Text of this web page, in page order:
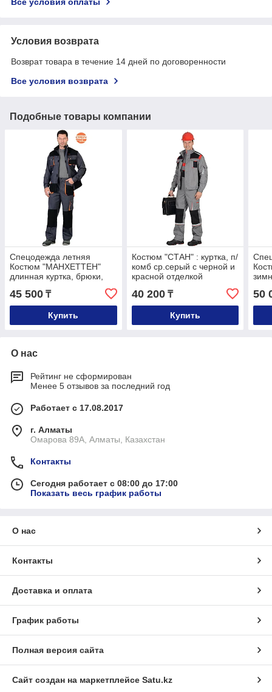
Условия возврата
Возврат товара в течение 14 дней по договоренности
Все условия возврата
Подобные товары компании
Спецодежда летняя
Костюм "МАНХЕТТЕН"
длинная куртка, брюки,
черным
45 500 ₸
Купить
Костюм "СТАН" : куртка, п/
комб ср.серый с черной и
красной отделкой
40 200₸
Купить
50
О нас
Рейтинг не сформирован
Менее 5 отзывов за последний год
Работает с 17.08.2017
г. Алматы
Омарова 89А, Алматы, Казахстан
Контакты
Сегодня работает с 08:00 до 17:00
Показать весь график работы
О нас
Контакты
Доставка и оплата
График работы
Полная версия сайта
Сайт создан на маркетплейсе Satu.kz